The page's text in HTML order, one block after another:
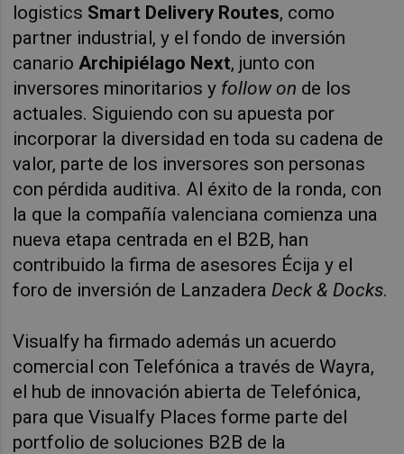
logistics Smart Delivery Routes, como
partner industrial, y el fondo de inversión
canario Archipiélago Next, junto con
inversores minoritarios y follow on de los
actuales. Siguiendo con su apuesta por
incorporar la diversidad en toda su cadena de
valor, parte de los inversores son personas
con pérdida auditiva. Al éxito de la ronda, con
la que la compañía valenciana comienza una
nueva etapa centrada en el B2B, han
contribuido la firma de asesores Écija y el
foro de inversión de Lanzadera Deck & Docks.
Visualfy ha firmado además un acuerdo
comercial con Telefónica a través de Wayra,
el hub de innovación abierta de Telefónica,
para que Visualfy Places forme parte del
portfolio de soluciones B2B de la